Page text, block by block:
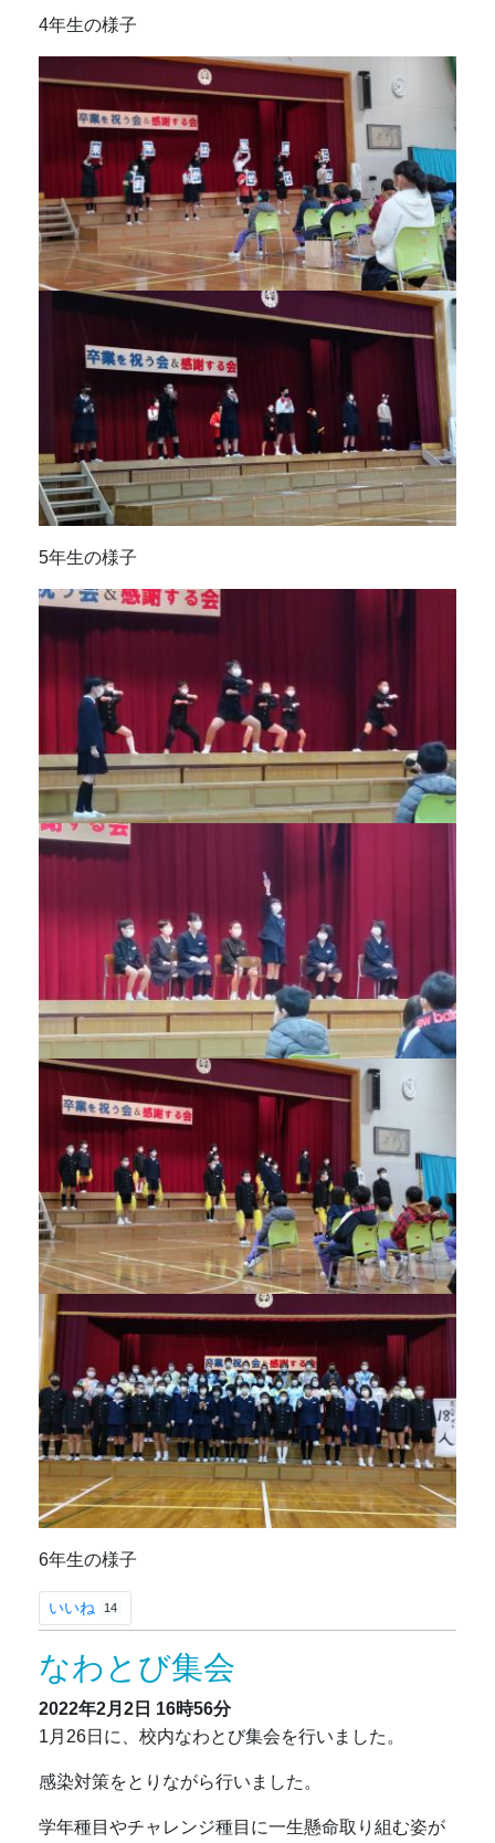
4年生の様子
5年生の様子
6年生の様子
いいね 14
なわとび集会
2022年2月2日 16時56分
1月26日に、校内なわとび集会を行いました。
感染対策をとりながら行いました。
学年種目やチャレンジ種目に一生懸命取り組む姿が